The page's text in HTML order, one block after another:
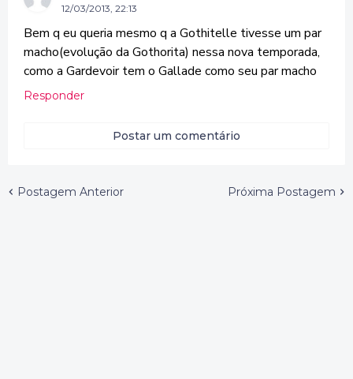
12/03/2013, 22:13
Bem q eu queria mesmo q a Gothitelle tivesse um par
macho(evolução da Gothorita) nessa nova temporada,
como a Gardevoir tem o Gallade como seu par macho
Responder
Postar um comentário
Postagem Anterior Próxima Postagem